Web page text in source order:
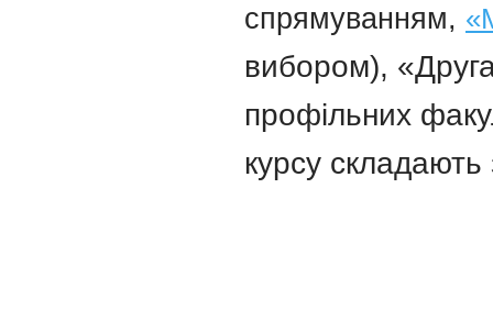
спрямуванням,
вибором),
профільних
курсу